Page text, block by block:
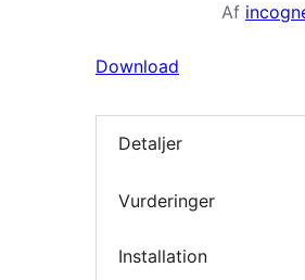
Af
Download
Detaljer
Vurderinger
Installation